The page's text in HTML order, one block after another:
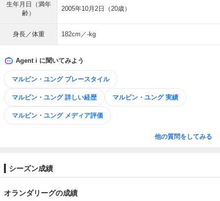
生年月日（満年
齢）
2005年10月2日（20歳）
身長／体重 182cm／-kg
Agent i に聞いてみよう
マルビン・ユング プレースタイル
マルビン・ユング 詳しい経歴 マルビン・ユング 実績
マルビン・ユング メディア評価
他の質問をしてみる
シーズン成績
オランダリーグの成績